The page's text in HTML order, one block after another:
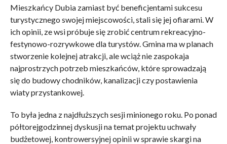
Mieszkańcy Dubia zamiast być beneficjentami sukcesu
turystycznego swojej miejscowości, stali się jej ofiarami. W
ich opinii, ze wsi próbuje się zrobić centrum rekreacyjno-
festynowo-rozrywkowe dla turystów. Gmina ma w planach
stworzenie kolejnej atrakcji, ale wciąż nie zaspokaja
najprostrzych potrzeb mieszkańców, które sprowadzają
się do budowy chodników, kanalizacji czy postawienia
wiaty przystankowej.
To była jedna z najdłuższych sesji minionego roku. Po ponad
półtorejgodzinnej dyskusji na temat projektu uchwały
budżetowej, kontrowersyjnej opinii w sprawie skargi na